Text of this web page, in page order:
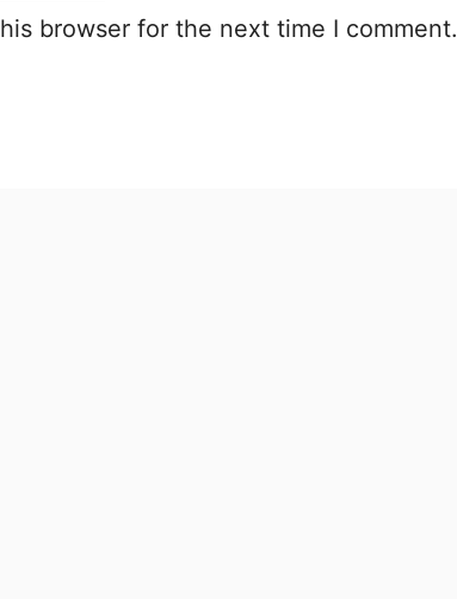
browser for the next time I comment.